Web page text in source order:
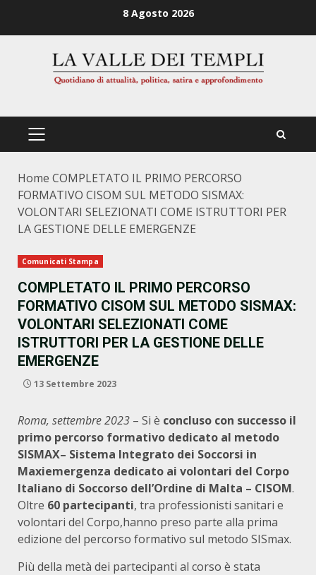
8 Agosto 2026
PRIMÄRES
Home COMPLETATO IL PRIMO PERCORSO
FORMATIVO CISOM SUL METODO SISMAX:
VOLONTARI SELEZIONATI COME ISTRUTTORI PER
LA GESTIONE DELLE EMERGENZE
Comunicati Stampa
COMPLETATO IL PRIMO PERCORSO
FORMATIVO CISOM SUL METODO SISMAX:
VOLONTARI SELEZIONATI COME
ISTRUTTORI PER LA GESTIONE DELLE
EMERGENZE
13 Settembre 2023
Roma, settembre 2023 – Si è concluso con successo il
primo percorso formativo dedicato al metodo
SISMAX– Sistema Integrato dei Soccorsi in
Maxiemergenza dedicato ai volontari del Corpo
Italiano di Soccorso dell’Ordine di Malta – CISOM.
Oltre 60 partecipanti, tra professionisti sanitari e
volontari del Corpo,hanno preso parte alla prima
edizione del percorso formativo sul metodo SISmax.
Più della metà dei partecipanti al corso è stata